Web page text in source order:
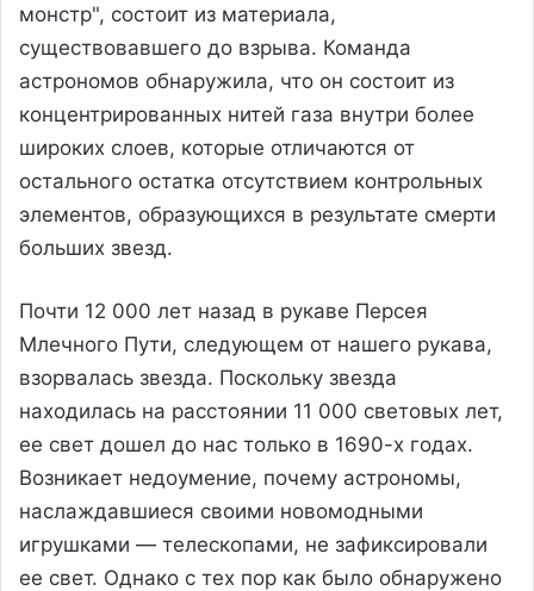
монстр", состоит из материала,
существовавшего до взрыва. Команда
астрономов обнаружила, что он состоит из
концентрированных нитей газа внутри более
широких слоев, которые отличаются от
остального остатка отсутствием контрольных
элементов, образующихся в результате смерти
больших звезд.
Почти 12 000 лет назад в рукаве Персея
Млечного Пути, следующем от нашего рукава,
взорвалась звезда. Поскольку звезда
находилась на расстоянии 11 000 световых лет,
ее свет дошел до нас только в 1690-х годах.
Возникает недоумение, почему астрономы,
наслаждавшиеся своими новомодными
игрушками — телескопами, не зафиксировали
ее свет. Однако с тех пор как было обнаружено